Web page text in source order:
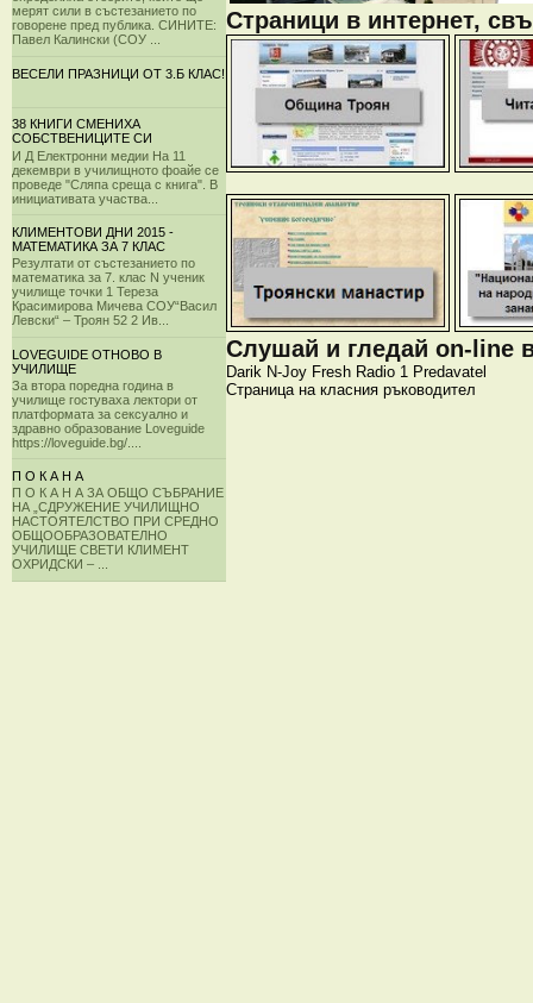
мерят сили в състезанието по
говорене пред публика. СИНИТЕ:
Павел Калински (СОУ ...
ВЕСЕЛИ ПРАЗНИЦИ ОТ 3.Б КЛАС!
38 КНИГИ СМЕНИХА
СОБСТВЕНИЦИТЕ СИ
И Д Електронни медии На 11
декември в училищното фоайе се
проведе "Сляпа среща с книга". В
инициативата участва...
КЛИМЕНТОВИ ДНИ 2015 -
МАТЕМАТИКА ЗА 7 КЛАС
Резултати от състезанието по
математика за 7. клас N ученик
училище точки 1 Тереза
Красимирова Мичева СОУ“Васил
Левски“ – Троян 52 2 Ив...
LOVEGUIDE ОТНОВО В
УЧИЛИЩЕ
За втора поредна година в
училище гостуваха лектори от
платформата за сексуално и
здравно образование Loveguide
https://loveguide.bg/....
П О К А Н А
П О К А Н А ЗА ОБЩО СЪБРАНИЕ
НА „СДРУЖЕНИЕ УЧИЛИЩНО
НАСТОЯТЕЛСТВО ПРИ СРЕДНО
ОБЩООБРАЗОВАТЕЛНО
УЧИЛИЩЕ СВЕТИ КЛИМЕНТ
ОХРИДСКИ – ...
Страници в интернет,
Слушай и гледай on-line
Darik N-Joy Fresh Radio 1 Predavatel
Страница на класния ръководител